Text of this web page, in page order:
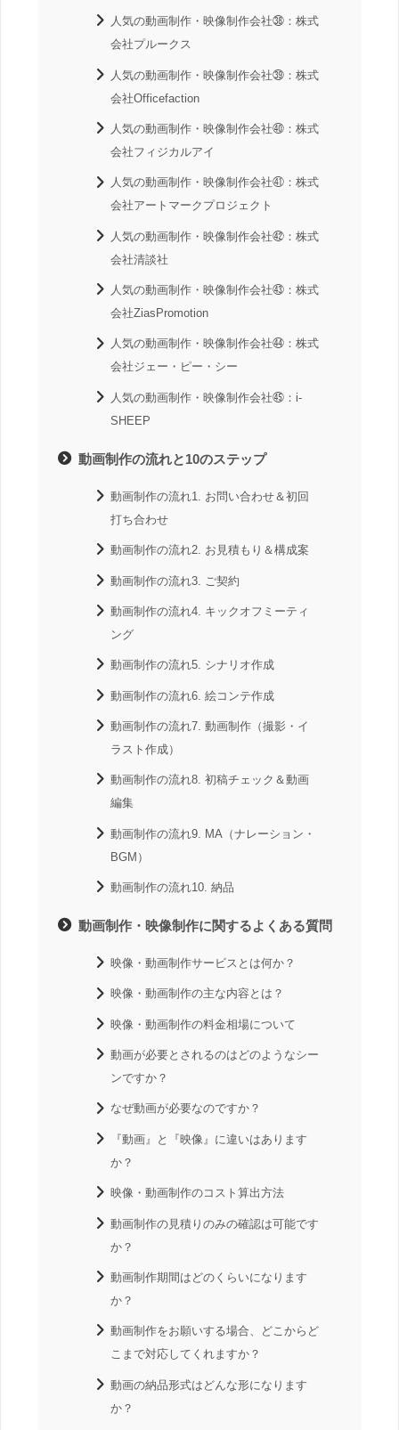
人気の動画制作・映像制作会社㊳：株式
会社プルークス
人気の動画制作・映像制作会社㊴：株式
会社Officefaction
人気の動画制作・映像制作会社㊵：株式
会社フィジカルアイ
人気の動画制作・映像制作会社㊶：株式
会社アートマークプロジェクト
人気の動画制作・映像制作会社㊷：株式
会社清談社
人気の動画制作・映像制作会社㊸：株式
会社ZiasPromotion
人気の動画制作・映像制作会社㊹：株式
会社ジェー・ピー・シー
人気の動画制作・映像制作会社㊺：i-
SHEEP
動画制作の流れと10のステップ
動画制作の流れ1. お問い合わせ＆初回
打ち合わせ
動画制作の流れ2. お見積もり＆構成案
動画制作の流れ3. ご契約
動画制作の流れ4. キックオフミーティ
ング
動画制作の流れ5. シナリオ作成
動画制作の流れ6. 絵コンテ作成
動画制作の流れ7. 動画制作（撮影・イ
ラスト作成）
動画制作の流れ8. 初稿チェック＆動画
編集
動画制作の流れ9. MA（ナレーション・
BGM）
動画制作の流れ10. 納品
動画制作・映像制作に関するよくある質問
映像・動画制作サービスとは何か？
映像・動画制作の主な内容とは？
映像・動画制作の料金相場について
動画が必要とされるのはどのようなシー
ンですか？
なぜ動画が必要なのですか？
『動画』と『映像』に違いはあります
か？
映像・動画制作のコスト算出方法
動画制作の見積りのみの確認は可能です
か？
動画制作期間はどのくらいになります
か？
動画制作をお願いする場合、どこからど
こまで対応してくれますか？
動画の納品形式はどんな形になります
か？